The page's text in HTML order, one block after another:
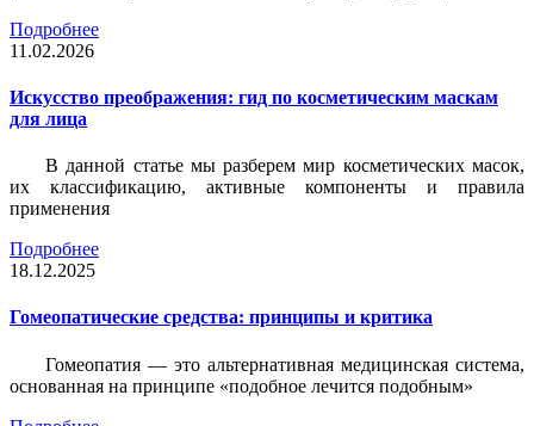
Подробнее
11.02.2026
Искусство преображения: гид по косметическим маскам
для лица
В данной статье мы разберем мир косметических масок,
их классификацию, активные компоненты и правила
применения
Подробнее
18.12.2025
Гомеопатические средства: принципы и критика
Гомеопатия — это альтернативная медицинская система,
основанная на принципе «подобное лечится подобным»